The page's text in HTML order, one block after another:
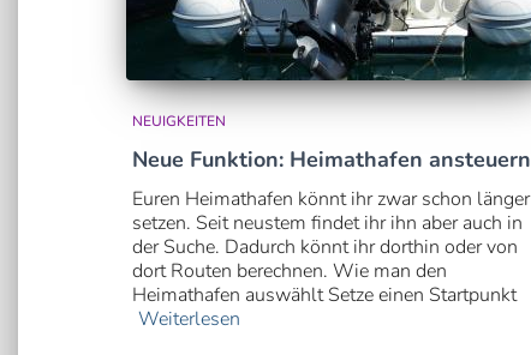
NEUIGKEITEN
Neue Funktion: Heimathafen ansteuern
Euren Heimathafen könnt ihr zwar schon länger
setzen. Seit neustem findet ihr ihn aber auch in
der Suche. Dadurch könnt ihr dorthin oder von
dort Routen berechnen. Wie man den
Heimathafen auswählt Setze einen Startpunkt
Weiterlesen